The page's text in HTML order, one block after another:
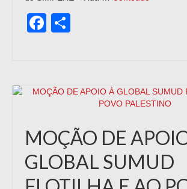
Facebook
MOÇÃO DE
GLOBAL SUMUD